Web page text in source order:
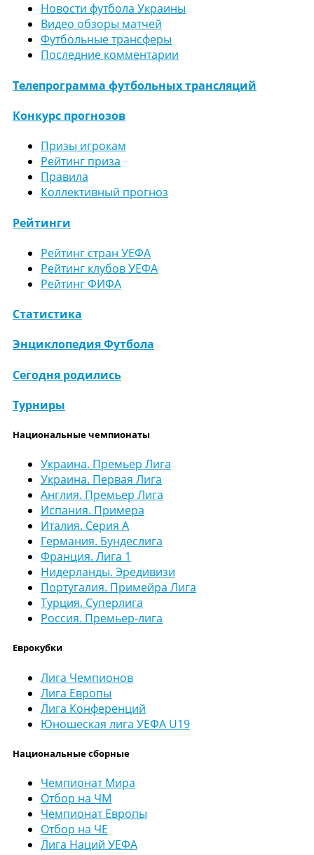
Новости футбола Украины
Видео обзоры матчей
Футбольные трансферы
Последние комментарии
Телепрограмма футбольных трансляций
Конкурс прогнозов
Призы игрокам
Рейтинг приза
Правила
Коллективный прогноз
Рейтинги
Рейтинг стран УЕФА
Рейтинг клубов УЕФА
Рейтинг ФИФА
Статистика
Энциклопедия Футбола
Сегодня родились
Турниры
Национальные чемпионаты
Украина. Премьер Лига
Украина. Первая Лига
Англия. Премьер Лига
Испания. Примера
Италия. Серия А
Германия. Бундеслига
Франция. Лига 1
Нидерланды. Эредивизи
Португалия. Примейра Лига
Турция. Суперлига
Россия. Премьер-лига
Еврокубки
Лига Чемпионов
Лига Европы
Лига Конференций
Юношеская лига УЕФА U19
Национальные сборные
Чемпионат Мира
Отбор на ЧМ
Чемпионат Европы
Отбор на ЧЕ
Лига Наций УЕФА